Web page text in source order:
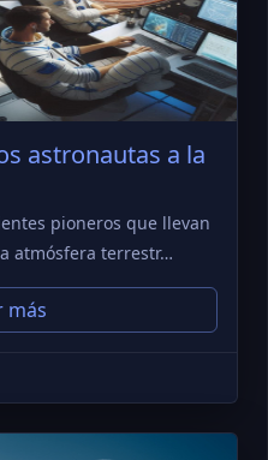
astronautas a la
pioneros que llevan
atmósfera terrestr…
más